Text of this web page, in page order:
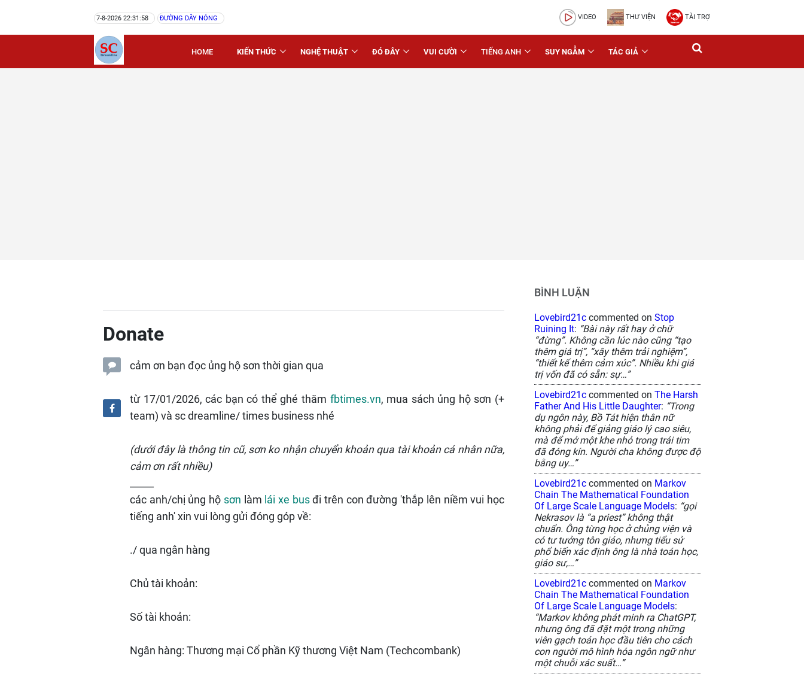
7-8-2026 22:31:58 ĐƯỜNG DÂY NÓNG VIDEO THƯ VIỆN TÀI TRỢ
HOME KIẾN THỨC NGHỆ THUẬT ĐÓ ĐÂY VUI CƯỜI TIẾNG ANH SUY NGẪM TÁC GIẢ
Donate
cảm ơn bạn đọc ủng hộ sơn thời gian qua
từ 17/01/2026, các bạn có thể ghé thăm fbtimes.vn, mua sách ủng hộ sơn (+
team) và sc dreamline/ times business nhé
(dưới đây là thông tin cũ, sơn ko nhận chuyển khoản qua tài khoản cá nhân nữa,
cảm ơn rất nhiều)
các anh/chị ủng hộ sơn làm lái xe busđi trên con đường 'thắp lên niềm vui học
tiếng anh' xin vui lòng gửi đóng góp về:
./ qua ngân hàng
Chủ tài khoản:
Số tài khoản:
Ngân hàng: Thương mại Cổ phần Kỹ thương Việt Nam (Techcombank)
BÌNH LUẬN
Lovebird21c commented on Stop
Ruining It: “Bài này rất hay ở chữ
“đừng”. Không cần lúc nào cũng “tạo
thêm giá trị”, “xây thêm trải nghiệm”,
“thiết kế thêm cảm xúc”. Nhiều khi giá
trị vốn đã có sẵn: sự…”
Lovebird21c commented on The Harsh
Father And His Little Daughter: “Trong
dụ ngôn này, Bồ Tát hiện thân nữ
không phải để giảng giáo lý cao siêu,
mà để mở một khe nhỏ trong trái tim
đã đóng kín. Người cha không được độ
bằng uy…”
Lovebird21c commented on Markov
Chain The Mathematical Foundation
Of Large Scale Language Models: “gọi
Nekrasov là “a priest” không thật
chuẩn. Ông từng học ở chủng viện và
có tư tưởng tôn giáo, nhưng tiểu sử
phổ biến xác định ông là nhà toán học,
giáo sư,…”
Lovebird21c commented on Markov
Chain The Mathematical Foundation
Of Large Scale Language Models:
“Markov không phát minh ra ChatGPT,
nhưng ông đã đặt một trong những
viên gạch toán học đầu tiên cho cách
con người mô hình hóa ngôn ngữ như
một chuỗi xác suất…”